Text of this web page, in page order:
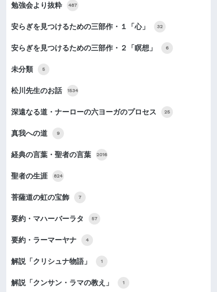
勉強会より抜粋 487
安らぎを見つけるための三部作・１「心」 32
安らぎを見つけるための三部作・２「瞑想」 6
未分類 5
松川先生のお話 1534
深遠なる道・ナーローの六ヨーガのプロセス 25
真我への道 9
経典の言葉・聖者の言葉 2016
聖者の生涯 824
菩薩道の虹の宝飾 7
要約・マハーバーラタ 57
要約・ラーマーヤナ 4
解説「クリシュナ物語」 1
解説「クンサン・ラマの教え」 1